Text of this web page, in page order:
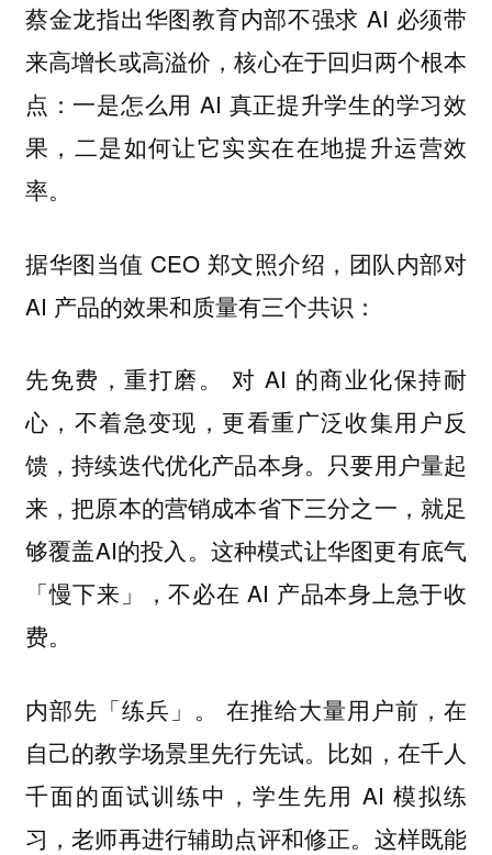
蔡金龙指出华图教育内部不强求 AI 必须带
来高增长或高溢价，核心在于回归两个根本
点：一是怎么用 AI 真正提升学生的学习效
果，二是如何让它实实在在地提升运营效
率。
据华图当值 CEO 郑文照介绍，团队内部对
AI 产品的效果和质量有三个共识：
先免费，重打磨。
对 AI 的商业化保持耐
心，不着急变现，更看重广泛收集用户反
馈，持续迭代优化产品本身。只要用户量起
来，把原本的营销成本省下三分之一，就足
够覆盖AI的投入。这种模式让华图更有底气
「慢下来」，不必在 AI 产品本身上急于收
费。
内部先「练兵」。
在推给大量用户前，在
自己的教学场景里先行先试。比如，在千人
千面的面试训练中，学生先用 AI 模拟练
习，老师再进行辅助点评和修正。这样既能